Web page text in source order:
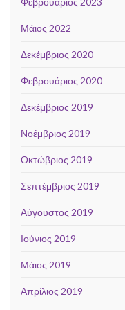
Μάιος 2022
Δεκέμβριος 2020
Φεβρουάριος 2020
Δεκέμβριος 2019
Νοέμβριος 2019
Οκτώβριος 2019
Σεπτέμβριος 2019
Αύγουστος 2019
Ιούνιος 2019
Μάιος 2019
Απρίλιος 2019